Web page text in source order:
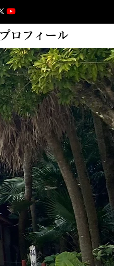
プロフィール